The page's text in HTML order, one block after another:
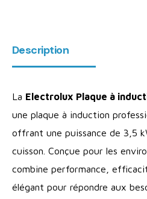
Description
La Electrolux Plaque à
une plaque à induction
offrant une puissance de 3,5
cuisson. Conçue pour les
combine performance,
élégant pour répondre aux